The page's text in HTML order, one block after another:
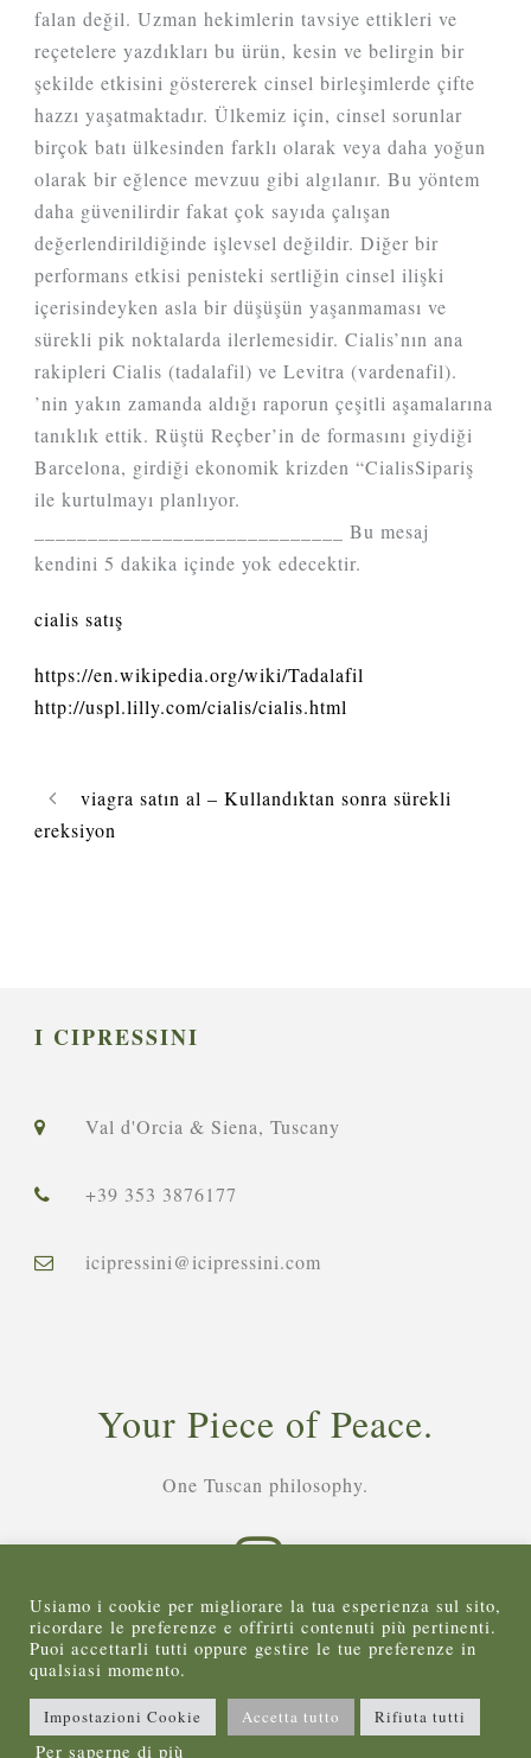
falan değil. Uzman hekimlerin tavsiye ettikleri ve
reçetelere yazdıkları bu ürün, kesin ve belirgin bir
şekilde etkisini göstererek cinsel birleşimlerde çifte
hazzı yaşatmaktadır. Ülkemiz için, cinsel sorunlar
birçok batı ülkesinden farklı olarak veya daha yoğun
olarak bir eğlence mevzuu gibi algılanır. Bu yöntem
daha güvenilirdir fakat çok sayıda çalışan
değerlendirildiğinde işlevsel değildir. Diğer bir
performans etkisi penisteki sertliğin cinsel ilişki
içerisindeyken asla bir düşüşün yaşanmaması ve
sürekli pik noktalarda ilerlemesidir. Cialis’nın ana
rakipleri Cialis (tadalafil) ve Levitra (vardenafil).
’nin yakın zamanda aldığı raporun çeşitli aşamalarına
tanıklık ettik. Rüştü Reçber’in de formasını giydiği
Barcelona, girdiği ekonomik krizden “CialisSipariş
ile kurtulmayı planlıyor.
_____________________________ Bu mesaj
kendini 5 dakika içinde yok edecektir.
cialis satış
https://en.wikipedia.org/wiki/Tadalafil
http://uspl.lilly.com/cialis/cialis.html
viagra satın al – Kullandıktan sonra sürekli
ereksiyon
I CIPRESSINI
Val d'Orcia & Siena, Tuscany
+39 353 3876177
icipressini@icipressini.com
Your Piece of Peace.
One Tuscan philosophy.
AZIENDA AGRICOLA “I CIPRESSINI” di Thiago Bernabei
Ranieri – P.IVA 06574410483 – REA SI-145570 -Privacy &
Cookie Policy -
Usiamo i cookie per migliorare la tua esperienza sul sito,
ricordare le preferenze e offrirti contenuti più pertinenti.
Puoi accettarli tutti oppure gestire le tue preferenze in
qualsiasi momento.
Impostazioni Cookie Accetta tutto Rifiuta tutti
Per saperne di più